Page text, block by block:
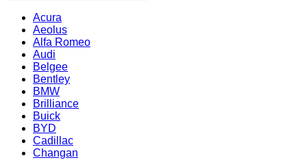
Acura
Aeolus
Alfa Romeo
Audi
Belgee
Bentley
BMW
Brilliance
Buick
BYD
Cadillac
Changan